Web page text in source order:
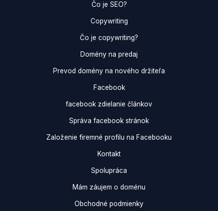
Čo je SEO?
Copywriting
Čo je copywriting?
Domény na predaj
Prevod domény na nového držiteľa
Facebook
facebook zdielanie článkov
Správa facebook stránok
Založenie firemné profilu na Facebooku
Kontakt
Spolupráca
Mám záujem o doménu
Obchodné podmienky